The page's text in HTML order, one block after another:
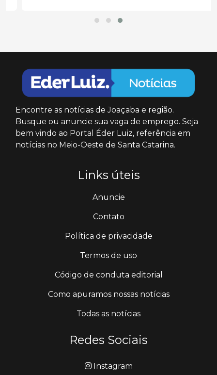
Encontre as notícias de Joaçaba e região.
Busque ou anuncie sua vaga de emprego. Seja
bem vindo ao Portal Éder Luiz, referência em
notícias no Meio-Oeste de Santa Catarina.
Links úteis
Anuncie
Contato
Política de privacidade
Termos de uso
Código de conduta editorial
Como apuramos nossas notícias
Todas as notícias
Redes Sociais
Instagram